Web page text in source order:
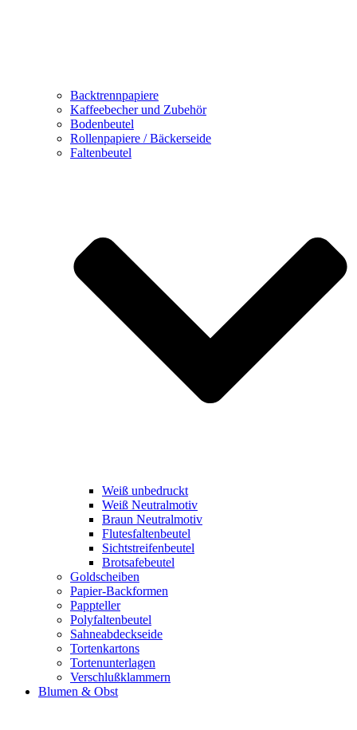
Backtrennpapiere
Kaffeebecher und Zubehör
Bodenbeutel
Rollenpapiere / Bäckerseide
Faltenbeutel
Weiß unbedruckt
Weiß Neutralmotiv
Braun Neutralmotiv
Flutesfaltenbeutel
Sichtstreifenbeutel
Brotsafebeutel
Goldscheiben
Papier-Backformen
Pappteller
Polyfaltenbeutel
Sahneabdeckseide
Tortenkartons
Tortenunterlagen
Verschlußklammern
Blumen & Obst